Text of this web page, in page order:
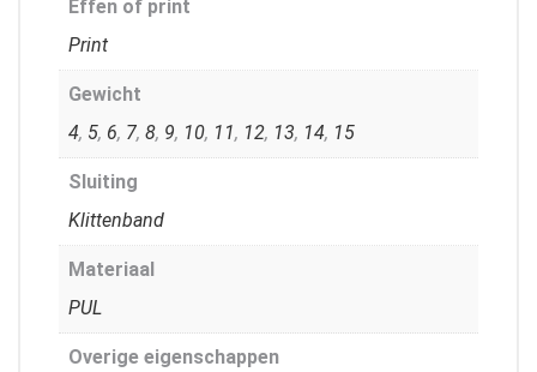
Effen of print
Print
Gewicht
4, 5, 6, 7, 8, 9, 10, 11, 12, 13, 14, 15
Sluiting
Klittenband
Materiaal
PUL
Overige eigenschappen